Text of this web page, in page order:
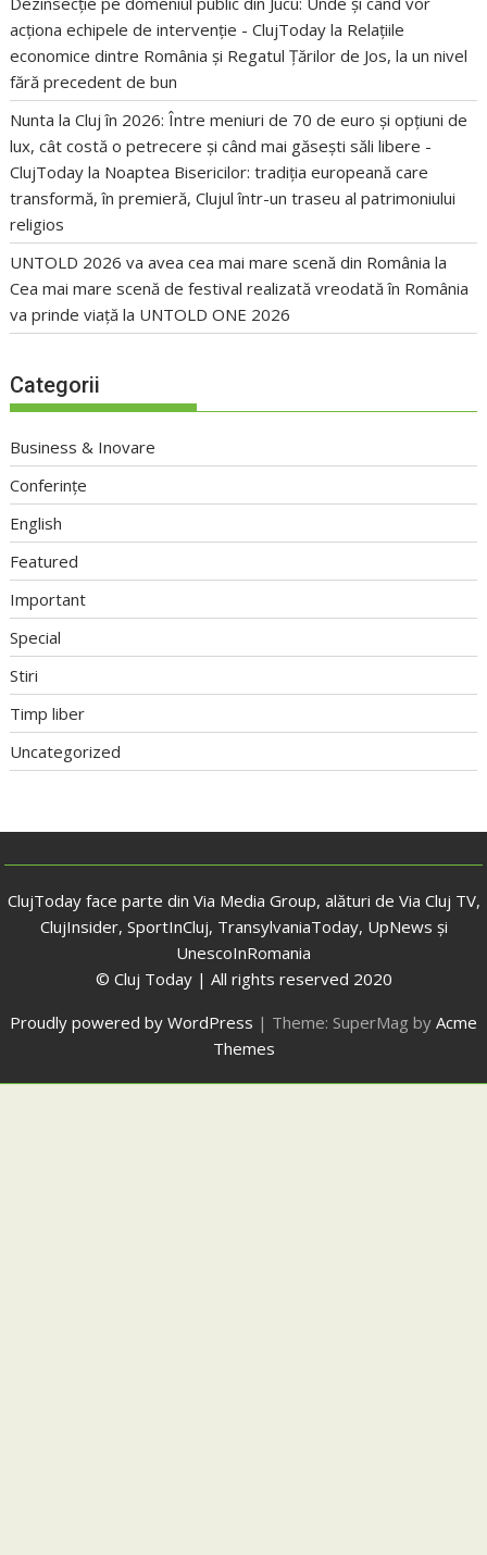
acționa echipele de intervenție - ClujToday la Relațiile
economice dintre România și Regatul Țărilor de Jos, la un nivel
fără precedent de bun
Nunta la Cluj în 2026: Între meniuri de 70 de euro și opțiuni de
lux, cât costă o petrecere și când mai găsești săli libere -
ClujToday la Noaptea Bisericilor: tradiția europeană care
transformă, în premieră, Clujul într-un traseu al patrimoniului
religios
UNTOLD 2026 va avea cea mai mare scenă din România la
Cea mai mare scenă de festival realizată vreodată în România
va prinde viață la UNTOLD ONE 2026
Categorii
Business & Inovare
Conferințe
English
Featured
Important
Special
Stiri
Timp liber
Uncategorized
ClujToday face parte din Via Media Group, alături de Via Cluj TV,
ClujInsider, SportInCluj, TransylvaniaToday, UpNews și
UnescoInRomania
© Cluj Today | All rights reserved 2020
Proudly powered by WordPress | Theme: SuperMag by Acme
Themes